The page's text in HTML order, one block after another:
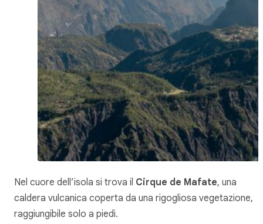
Nel cuore dell’isola si trova il Cirque de Mafate, una
caldera vulcanica coperta da una rigogliosa vegetazione,
raggiungibile solo a piedi.